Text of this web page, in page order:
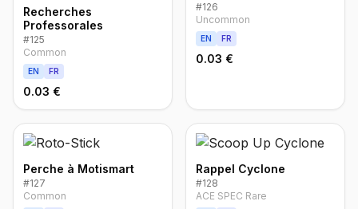
Recherches
Professorales
#125
Common
EN FR
0.03 €
#126
Uncommon
EN FR
0.03 €
Perche à Motismart
#127
Common
Rappel Cyclone
#128
ACE SPEC Rare